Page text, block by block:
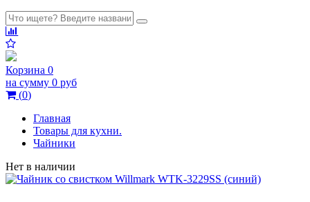
Корзина 0
на сумму 0 руб
(0)
Главная
Товары для кухни.
Чайники
Нет в наличии